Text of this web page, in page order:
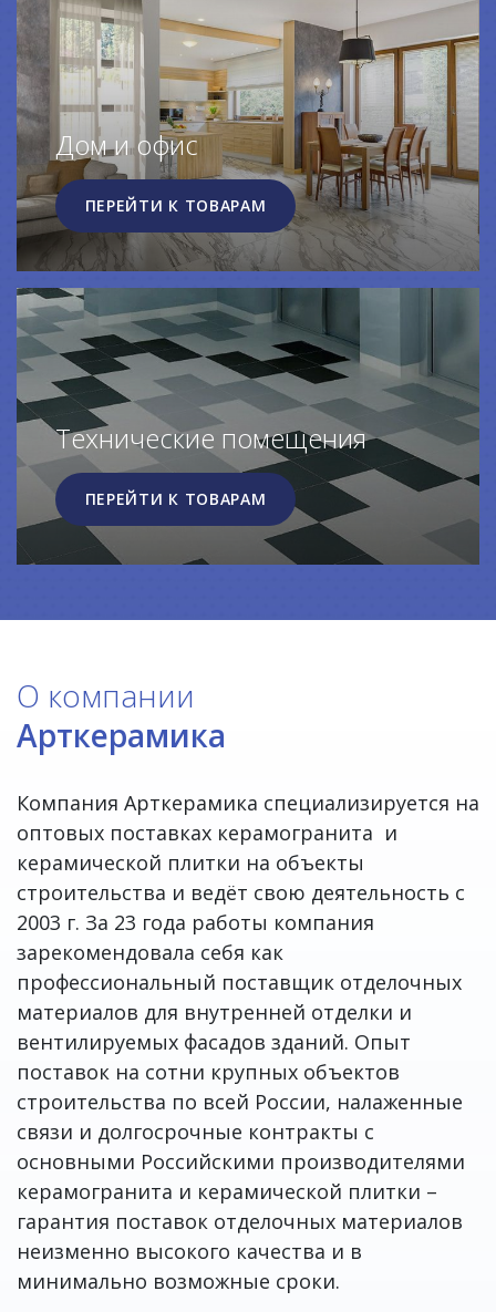
Дом и офис
ПЕРЕЙТИ К ТОВАРАМ
Технические помещения
ПЕРЕЙТИ К ТОВАРАМ
О компании
Арткерамика
Компания Арткерамика специализируется на
оптовых поставках керамогранита и
керамической плитки на объекты
строительства и ведёт свою деятельность с
2003 г. За 23 года работы компания
зарекомендовала себя как
профессиональный поставщик отделочных
материалов для внутренней отделки и
вентилируемых фасадов зданий. Опыт
поставок на сотни крупных объектов
строительства по всей России, налаженные
связи и долгосрочные контракты с
основными Российскими производителями
керамогранита и керамической плитки –
гарантия поставок отделочных материалов
неизменно высокого качества и в
минимально возможные сроки.